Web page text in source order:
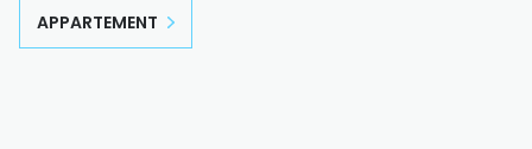
APPARTEMENT